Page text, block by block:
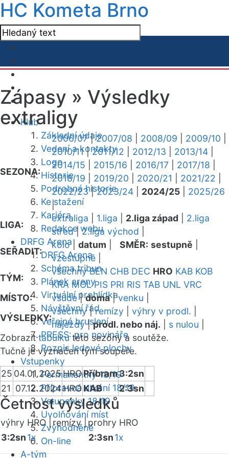
HC Kometa Brno
Klub
Základní údaje
Vedení a kontakty
Logo
Historie
Podrobná historie
Ke stažení
Kariéra
Redakce webu
DRFG Arena
DRFG Arena
Schéma tribun
Plánek areny
Virtuální prohlídka
Návštěvní řád
Veřejné bruslení
PRESS: pro novináře
Rozpis ledové plochy
Vstupenky
Permanentky 18/19
Přípravná utkání 18/19
Vstupenky 18/19
Uvolňování míst
Zvýhodněné
On-line
A-tým
Zápasy » Výsledky
extraligy
SEZONA:
2006/07|2007/08 2008/09 2009/10
2010/11|2011/12 2012/13 2013/14
2014/15
2015/16 2016/17 2017/18
2018/19
2019/20 2020/21 2021/22
2022/23|2023/24 2024/25
2025/26
|
LIGA:
extraliga 1.liga 2.liga západ
2.liga
střed|2.liga východ
SEŘADIT:
kolo| datum SMĚR: sestupně
vzestupně
TÝM:
všechny BEN CHB DEC HRO KAB KOB
KRA MOL PIS PRI RIS TAB UNL VRC
MÍSTO:
všude|doma|venku
VÝSLEDKY:
všechny|remízy výhry v prodl.
nájezdy|prodl. nebo náj. s nulou
Zobrazittabulkutéto sezóny a soutěže.
Tučně je vyznačen tým soupeře.
25 04.01.2025HROPříbram3:2sn
21 07.12.2024HROKAB 2:3sn
Četnost výsledků
výhry HRO | remízy | prohry HRO
3:2sn1x 2:3sn1x